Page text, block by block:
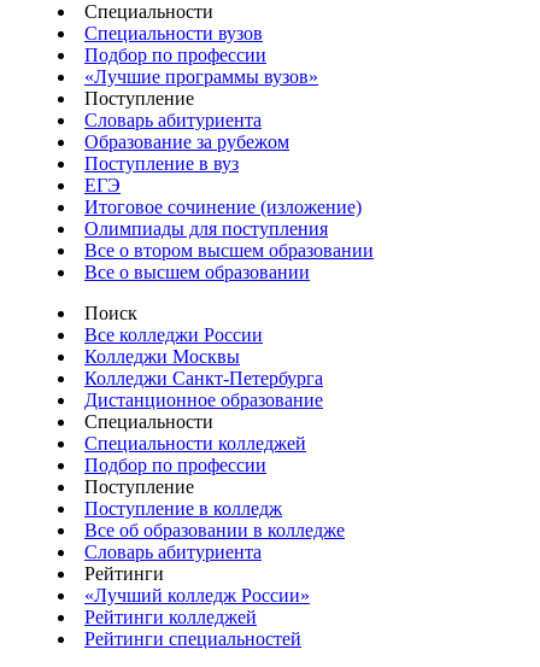
Специальности
Специальности вузов
Подбор по профессии
«Лучшие программы вузов»
Поступление
Словарь абитуриента
Образование за рубежом
Поступление в вуз
ЕГЭ
Итоговое сочинение (изложение)
Олимпиады для поступления
Все о втором высшем образовании
Все о высшем образовании
Поиск
Все колледжи России
Колледжи Москвы
Колледжи Санкт-Петербурга
Дистанционное образование
Специальности
Специальности колледжей
Подбор по профессии
Поступление
Поступление в колледж
Все об образовании в колледже
Словарь абитуриента
Рейтинги
«Лучший колледж России»
Рейтинги колледжей
Рейтинги специальностей